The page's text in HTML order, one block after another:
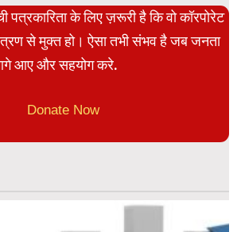
के लिए ज़रूरी है कि वो कॉरपोरेट
से मुक्त हो। ऐसा तभी संभव है जब जनता
आए और सहयोग करे.
Donate Now